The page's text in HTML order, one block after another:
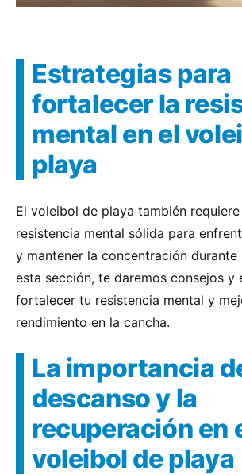
Estrategias para
fortalecer la
mental en el
playa
El voleibol de playa también requiere
resistencia mental sólida para
y mantener la concentración
esta sección, te daremos consejos y
fortalecer tu resistencia mental y
rendimiento en la cancha.
La importancia
descanso y la
recuperación en
voleibol de playa